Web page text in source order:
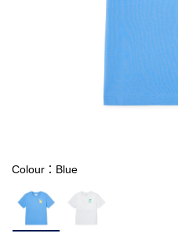
Colour：Blue